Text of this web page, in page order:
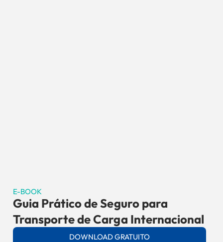
E-BOOK
Guia Prático de Seguro para
Transporte de Carga Internacional
DOWNLOAD GRATUITO